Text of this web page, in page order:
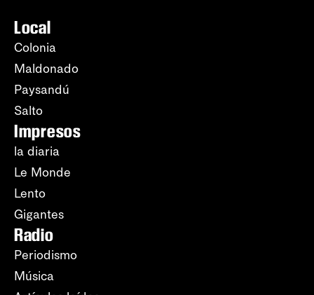
Local
Colonia
Maldonado
Paysandú
Salto
Impresos
la diaria
Le Monde
Lento
Gigantes
Radio
Periodismo
Música